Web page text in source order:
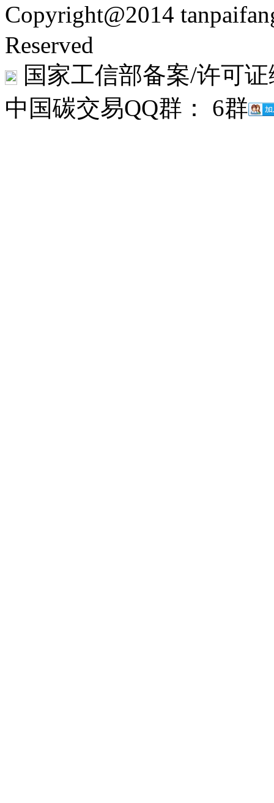
Copyright@2014
Reserved
国家工信部备案/许可
中国碳交易QQ群： 6群